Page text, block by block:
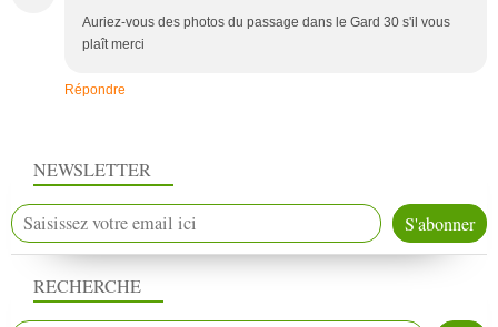
Auriez-vous des photos du passage dans le Gard 30 s'il vous
plaît merci
Répondre
NEWSLETTER
RECHERCHE